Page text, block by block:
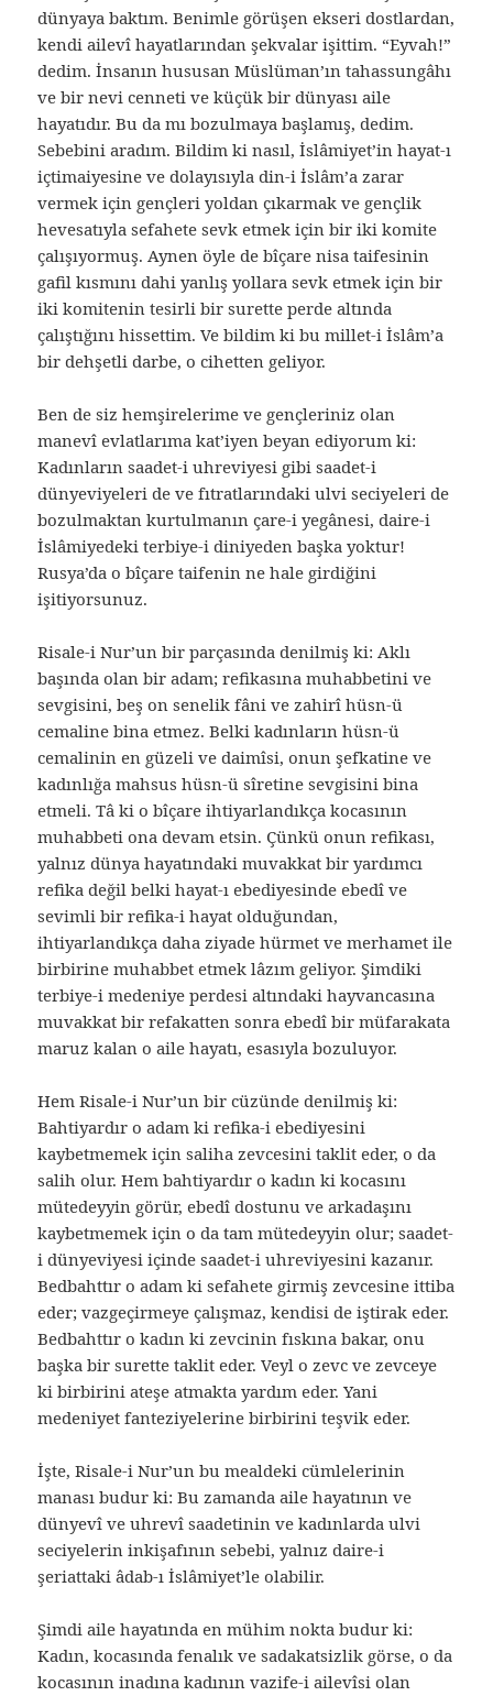
dünyaya baktım. Benimle görüşen ekseri dostlardan,
kendi ailevî hayatlarından şekvalar işittim. “Eyvah!”
dedim. İnsanın hususan Müslüman’ın tahassungâhı
ve bir nevi cenneti ve küçük bir dünyası aile
hayatıdır. Bu da mı bozulmaya başlamış, dedim.
Sebebini aradım. Bildim ki nasıl, İslâmiyet’in hayat-ı
içtimaiyesine ve dolayısıyla din-i İslâm’a zarar
vermek için gençleri yoldan çıkarmak ve gençlik
hevesatıyla sefahete sevk etmek için bir iki komite
çalışıyormuş. Aynen öyle de bîçare nisa taifesinin
gafil kısmını dahi yanlış yollara sevk etmek için bir
iki komitenin tesirli bir surette perde altında
çalıştığını hissettim. Ve bildim ki bu millet-i İslâm’a
bir dehşetli darbe, o cihetten geliyor.
Ben de siz hemşirelerime ve gençleriniz olan
manevî evlatlarıma kat’iyen beyan ediyorum ki:
Kadınların saadet-i uhreviyesi gibi saadet-i
dünyeviyeleri de ve fıtratlarındaki ulvi seciyeleri de
bozulmaktan kurtulmanın çare-i yegânesi, daire-i
İslâmiyedeki terbiye-i diniyeden başka yoktur!
Rusya’da o bîçare taifenin ne hale girdiğini
işitiyorsunuz.
Risale-i Nur’un bir parçasında denilmiş ki: Aklı
başında olan bir adam; refikasına muhabbetini ve
sevgisini, beş on senelik fâni ve zahirî hüsn-ü
cemaline bina etmez. Belki kadınların hüsn-ü
cemalinin en güzeli ve daimîsi, onun şefkatine ve
kadınlığa mahsus hüsn-ü sîretine sevgisini bina
etmeli. Tâ ki o bîçare ihtiyarlandıkça kocasının
muhabbeti ona devam etsin. Çünkü onun refikası,
yalnız dünya hayatındaki muvakkat bir yardımcı
refika değil belki hayat-ı ebediyesinde ebedî ve
sevimli bir refika-i hayat olduğundan,
ihtiyarlandıkça daha ziyade hürmet ve merhamet ile
birbirine muhabbet etmek lâzım geliyor. Şimdiki
terbiye-i medeniye perdesi altındaki hayvancasına
muvakkat bir refakatten sonra ebedî bir müfarakata
maruz kalan o aile hayatı, esasıyla bozuluyor.
Hem Risale-i Nur’un bir cüzünde denilmiş ki:
Bahtiyardır o adam ki refika-i ebediyesini
kaybetmemek için saliha zevcesini taklit eder, o da
salih olur. Hem bahtiyardır o kadın ki kocasını
mütedeyyin görür, ebedî dostunu ve arkadaşını
kaybetmemek için o da tam mütedeyyin olur; saadet-
i dünyeviyesi içinde saadet-i uhreviyesini kazanır.
Bedbahttır o adam ki sefahete girmiş zevcesine ittiba
eder; vazgeçirmeye çalışmaz, kendisi de iştirak eder.
Bedbahttır o kadın ki zevcinin fıskına bakar, onu
başka bir surette taklit eder. Veyl o zevc ve zevceye
ki birbirini ateşe atmakta yardım eder. Yani
medeniyet fanteziyelerine birbirini teşvik eder.
İşte, Risale-i Nur’un bu mealdeki cümlelerinin
manası budur ki: Bu zamanda aile hayatının ve
dünyevî ve uhrevî saadetinin ve kadınlarda ulvi
seciyelerin inkişafının sebebi, yalnız daire-i
şeriattaki âdab-ı İslâmiyet’le olabilir.
Şimdi aile hayatında en mühim nokta budur ki:
Kadın, kocasında fenalık ve sadakatsizlik görse, o da
kocasının inadına kadının vazife-i ailevîsi olan